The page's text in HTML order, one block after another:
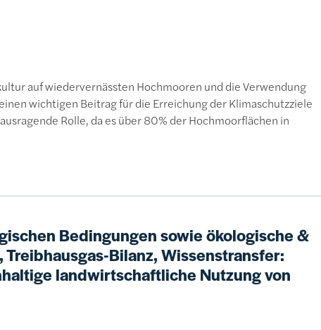
auf wiedervernässten Hochmooren und die Verwendung
wichtigen Beitrag für die Erreichung der Klimaschutzziele
Rolle, da es über 80% der Hochmoorflächen in
Bedingungen sowie ökologische &
Bilanz, Wissenstransfer:
landwirtschaftliche Nutzung von